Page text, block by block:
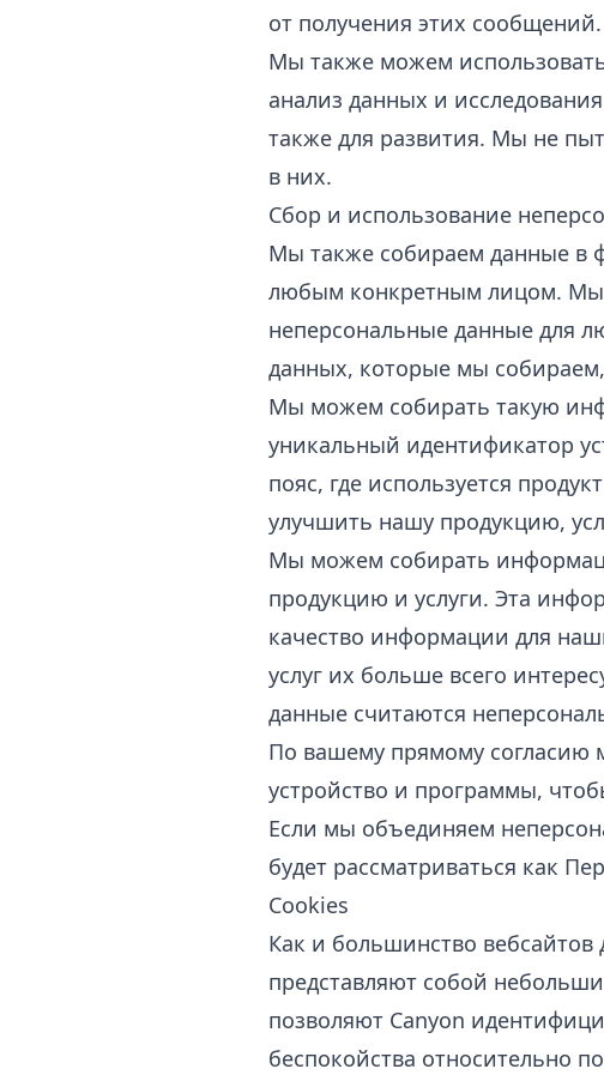
от получения этих сообщений.
Мы также можем
анализ данных и
также для развития. Мы не
в них.
Сбор и использование
Мы также собираем данные в
любым конкретным лицом. Мы
неперсональные данные для
данных, которые мы
Мы можем собирать такую
уникальный идентификатор
пояс, где используется
улучшить нашу продукцию,
Мы можем собирать
продукцию и услуги. Эта
качество информации для
услуг их больше всего
данные считаются
По вашему прямому согласию
устройство и программы,
Если мы объединяем
будет рассматриваться как
Cookies
Как и большинство
представляют собой
позволяют Canyon
беспокойства относительно